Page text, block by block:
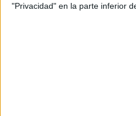
"Privacidad" en la parte inferior
decir porquese vende de